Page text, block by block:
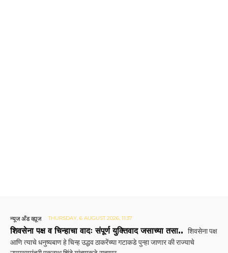
न्यूज अँड व्ह्यूज THURSDAY, 6 AUGUST 2026, 11:37
शिवसेना पक्ष व चिन्हाचा वादः संपूर्ण युक्तिवाद जसाच्या तसा.. शिवसेना पक्ष
आणि त्याचे धनुष्यबाण हे चिन्ह उद्धव ठाकरेंच्या गटाकडे पुन्हा जाणार की राज्याचे